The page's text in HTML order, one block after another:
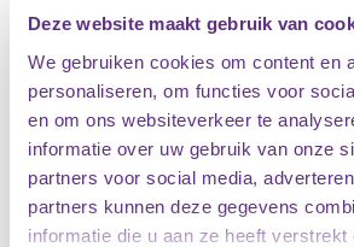
Deze website maakt gebruik van
We gebruiken cookies om content en
personaliseren, om functies voor
en om ons websiteverkeer te
informatie over uw gebruik van onze
partners voor social media,
partners kunnen deze gegevens
informatie die u aan ze heeft verstrekt
Gerelateerde
Blader door de collectie van
Boxspring met opbergruimte